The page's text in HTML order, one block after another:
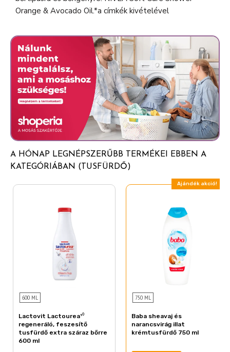
Orange & Avocado Oil.*a címkék kivételével
A HÓNAP LEGNÉPSZERŰBB TERMÉKEI EBBEN A
KATEGÓRIÁBAN (TUSFÜRDŐ)
600 ML
Lactovit Lactourea¹⁰
regeneráló, feszesítő
tusfürdő extra száraz bőrre
600 ml
Ajándék akció!
750 ML
Baba sheavaj és
narancsvirág illat
krémtusfürdő 750 ml